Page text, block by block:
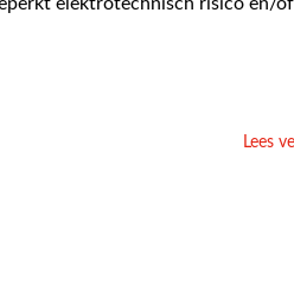
huismeesters, conciërges, IT’
Lees